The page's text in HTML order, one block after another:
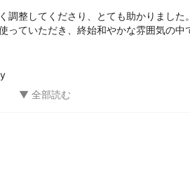
整してくださり、とても助かりました。
っていただき、終始和やかな雰囲気の中
表情がしっかり写っており大満足です。